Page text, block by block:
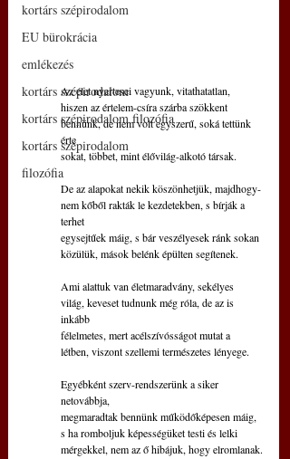
kortárs szépirodalom
EU bürokrácia
emlékezés
kortárs szépirodalom
kortárs szépirodalom filozófia
kortárs szépirodalom
filozófia
Az élet nyertesei vagyunk, vitathatatlan,
hiszen az értelem-csíra szárba szökkent
bennünk, de nem volt egyszerű, soká tettünk
érte
sokat, többet, mint élővilág-alkotó társak.
De az alapokat nekik köszönhetjük, majdhogy-
nem kőből rakták le kezdetekben, s bírják a
terhet
egysejtűek máig, s bár veszélyesek ránk sokan
közülük, mások belénk épülten segítenek.
Ami alattuk van életmaradvány, sekélyes
világ, keveset tudnunk még róla, de az is
inkább
félelmetes, mert acélszívósságot mutat a
létben, viszont szellemi természetes lényege.
Egyébként szerv-rendszerünk a siker
netovábbja,
megmaradtak bennünk működőképesen máig,
s ha romboljuk képességüket testi és lelki
mérgekkel, nem az ő hibájuk, hogy elromlanak.